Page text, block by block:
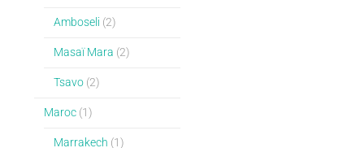
Amboseli (2)
Masaï Mara (2)
Tsavo(2)
Maroc(1)
Marrakech (1)